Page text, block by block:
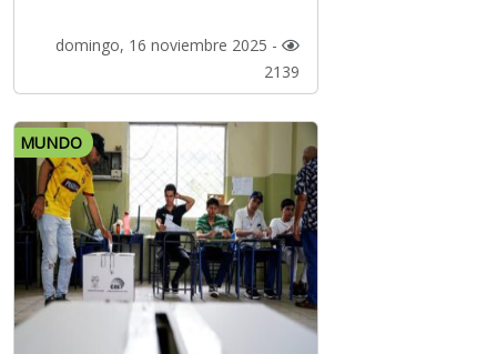
domingo, 16 noviembre 2025 -
2139
MUNDO